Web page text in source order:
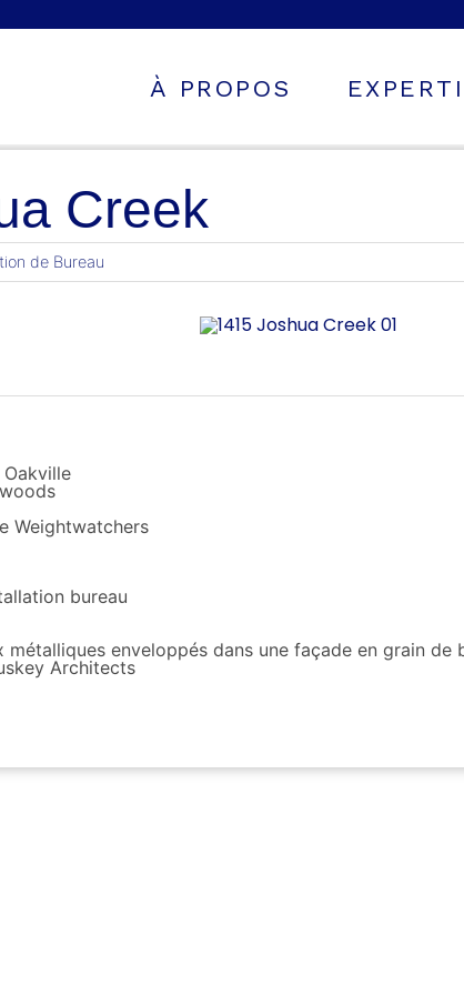
À PROPOS
Creek
de Bureau
Oakville
Weightwatchers
bureau
enveloppés dans une façade en grain de
Architects